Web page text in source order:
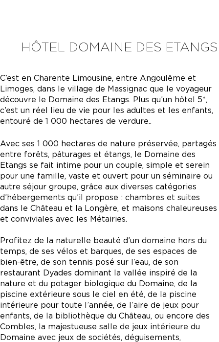
HÔTEL DOMAINE DES ETANGS
C’est en Charente Limousine, entre Angoulême et
Limoges, dans le village de Massignac que le voyageur
découvre le Domaine des Etangs. Plus qu’un hôtel 5*,
c’est un réel lieu de vie pour les adultes et les enfants,
entouré de 1 000 hectares de verdure..
Avec ses 1 000 hectares de nature préservée, partagés
entre forêts, pâturages et étangs, le Domaine des
Etangs se fait intime pour un couple, simple et serein
pour une famille, vaste et ouvert pour un séminaire ou
autre séjour groupe, grâce aux diverses catégories
d’hébergements qu’il propose : chambres et suites
dans le Château et la Longère, et maisons chaleureuses
et conviviales avec les Métairies.
Profitez de la naturelle beauté d’un domaine hors du
temps, de ses vélos et barques, de ses espaces de
bien-être, de son tennis posé sur l’eau, de son
restaurant Dyades dominant la vallée inspiré de la
nature et du potager biologique du Domaine, de la
piscine extérieure sous le ciel en été, de la piscine
intérieure pour toute l’année, de l’aire de jeux pour
enfants, de la bibliothèque du Château, ou encore des
Combles, la majestueuse salle de jeux intérieure du
Domaine avec jeux de sociétés, déguisements,